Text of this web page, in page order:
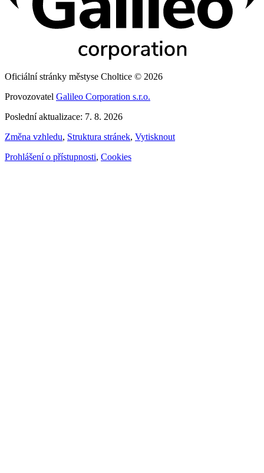
Oficiální stránky městyse Choltice © 2026
Provozovatel Galileo Corporation s.r.o.
Poslední aktualizace: 7. 8. 2026
Změna vzhledu, Struktura stránek, Vytisknout
Prohlášení o přístupnosti, Cookies